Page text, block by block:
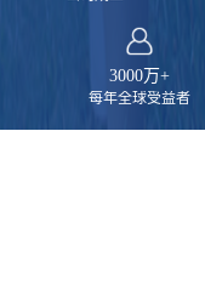
3000万+
每年全球受益者